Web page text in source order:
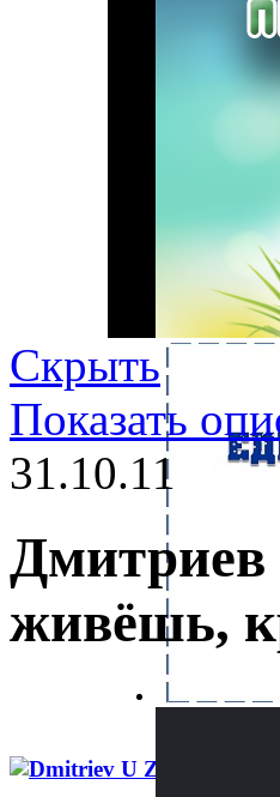
Скрыть
Показать
31.10.11
Дмитриев
живёшь,